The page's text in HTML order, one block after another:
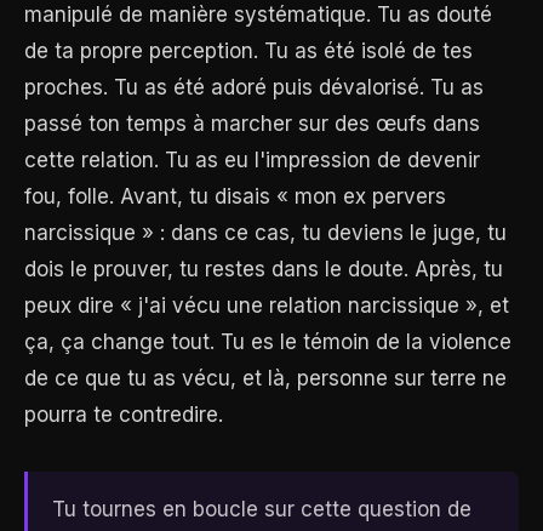
manipulé de manière systématique. Tu as douté
de ta propre perception. Tu as été isolé de tes
proches. Tu as été adoré puis dévalorisé. Tu as
passé ton temps à marcher sur des œufs dans
cette relation. Tu as eu l'impression de devenir
fou, folle. Avant, tu disais « mon ex pervers
narcissique » : dans ce cas, tu deviens le juge, tu
dois le prouver, tu restes dans le doute. Après, tu
peux dire « j'ai vécu une relation narcissique », et
ça, ça change tout. Tu es le témoin de la violence
de ce que tu as vécu, et là, personne sur terre ne
pourra te contredire.
Tu tournes en boucle sur cette question de